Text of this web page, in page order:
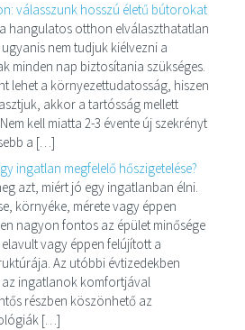
válasszunk hosszú életű bútorokat
hangulatos otthon elválaszthatatlan
nem tudjuk kiélvezni a
minden nap biztosítania szükséges.
lehet a környezettudatosság, hiszen
akkor a tartósság mellett
kell miatta 2-3 évente új szekrényt
a […]
ingatlan megfelelő hőszigetelése?
azt, miért jó egy ingatlanban élni.
környéke, mérete vagy éppen
nagyon fontos az épület minősége
vagy éppen felújított a
Az utóbbi évtizedekben
ingatlanok komfortjával
részben köszönhető az
[…]